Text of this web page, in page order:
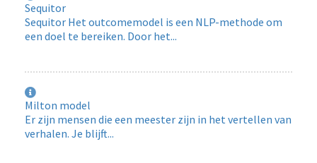
Sequitor
Sequitor Het outcomemodel is een NLP-methode om
een doel te bereiken. Door het...
Milton model
Er zijn mensen die een meester zijn in het vertellen van
verhalen. Je blijft...